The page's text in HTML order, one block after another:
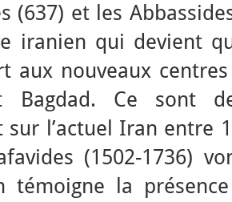
(637) et les
iranien qui devient
aux nouveaux
Bagdad. Ce sont
sur l’actuel Iran entre
(1502-1736)
témoigne la